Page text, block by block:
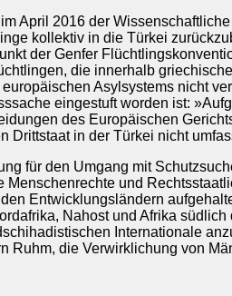
April 2016 der
kollektiv in die Türkei
der Genfer
die innerhalb
Asylsystems nicht
eingestuft worden ist:
des Europäischen
in der Türkei nicht
für den Umgang mit
und
Entwicklungsländern
Nahost und Afrika
Internationale
Ruhm, die Verwirklichung von